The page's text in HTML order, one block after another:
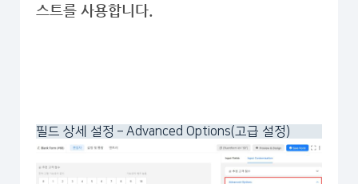
스트를 사용합니다.
필드 상세 설정 – Advanced Options(고급 설정)